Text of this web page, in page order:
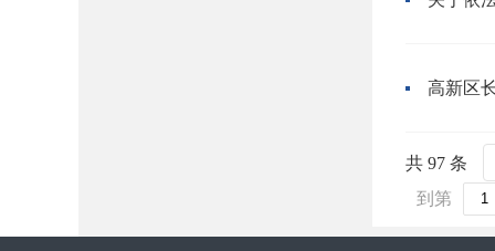
高新区
共 97 条
到第